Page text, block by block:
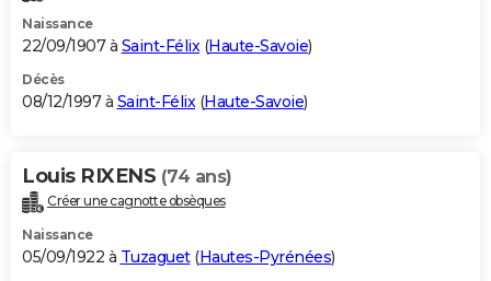
Naissance
22/09/1907 à Saint-Félix(Haute-Savoie)
Décès
08/12/1997 à Saint-Félix(Haute-Savoie)
Louis RIXENS (74 ans)
Créer une cagnotte obsèques
Naissance
05/09/1922 à Tuzaguet(Hautes-Pyrénées)